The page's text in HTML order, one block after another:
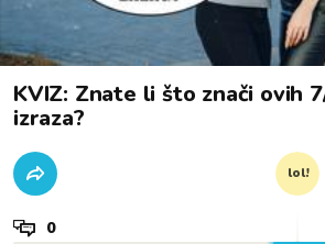
KVIZ: Znate li što znači ovih
izraza?
lol!
0